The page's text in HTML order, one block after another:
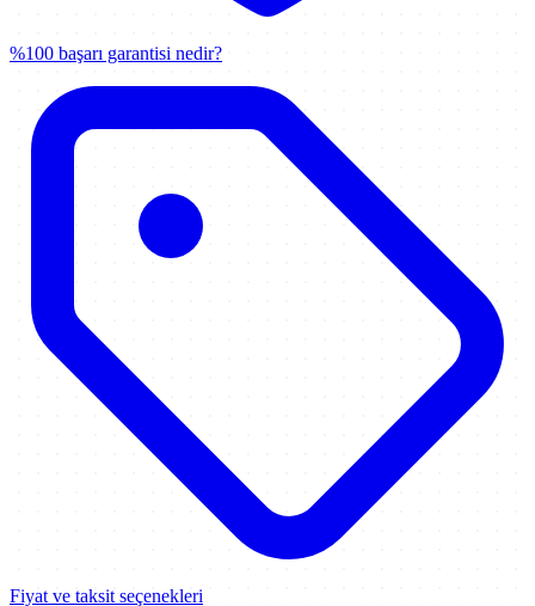
%100 başarı garantisi nedir?
Fiyat ve taksit seçenekleri